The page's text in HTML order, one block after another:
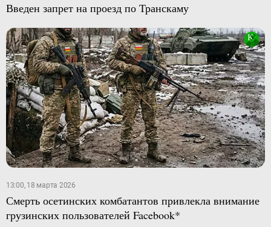
Введен запрет на проезд по Транскаму
13:00, 18 марта 2026
Смерть осетинских комбатантов привлекла внимание
грузинских пользователей Facebook*